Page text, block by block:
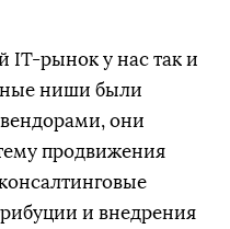
IT-рынок у нас так и
ниши были
они
продвижения
и внедрения